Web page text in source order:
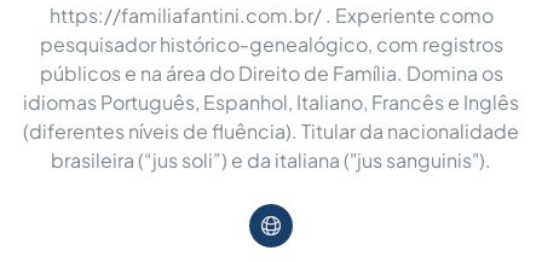
https://familiafantini.com.br/ . Experiente como
pesquisador histórico-genealógico, com registros
públicos e na área do Direito de Família. Domina os
idiomas Português, Espanhol, Italiano, Francês e Inglês
(diferentes níveis de fluência). Titular da nacionalidade
brasileira (“jus soli”) e da italiana ("jus sanguinis").